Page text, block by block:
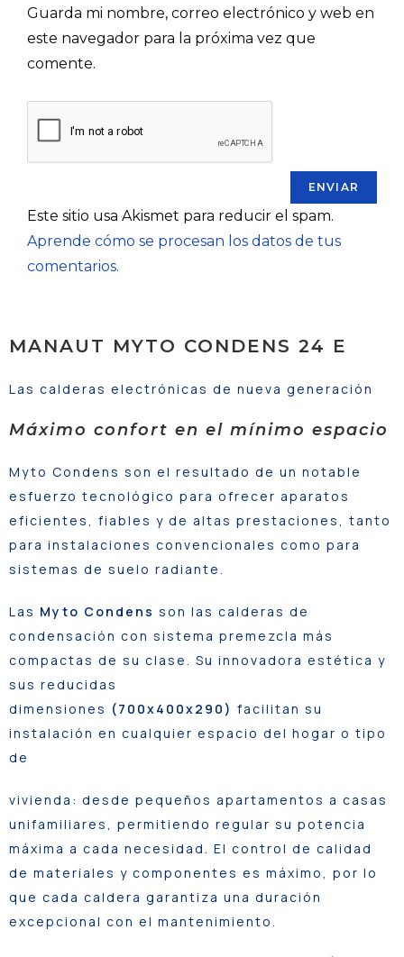
Guarda mi nombre, correo electrónico y web en
este navegador para la próxima vez que
comente.
Este sitio usa Akismet para reducir el spam.
Aprende cómo se procesan los datos de tus
comentarios.
MANAUT MYTO CONDENS 24 E
Las calderas electrónicas de nueva generación
Máximo confort en el mínimo espacio
Myto Condens son el resultado de un notable
esfuerzo tecnológico para ofrecer aparatos
eficientes, fiables y de altas prestaciones, tanto
para instalaciones convencionales como para
sistemas de suelo radiante.
Las Myto Condens son las calderas de
condensación con sistema premezcla más
compactas de su clase. Su innovadora estética y
sus reducidas
dimensiones (700x400x290) facilitan su
instalación en cualquier espacio del hogar o tipo
de
vivienda: desde pequeños apartamentos a casas
unifamiliares, permitiendo regular su potencia
máxima a cada necesidad. El control de calidad
de materiales y componentes es máximo, por lo
que cada caldera garantiza una duración
excepcional con el mantenimiento.